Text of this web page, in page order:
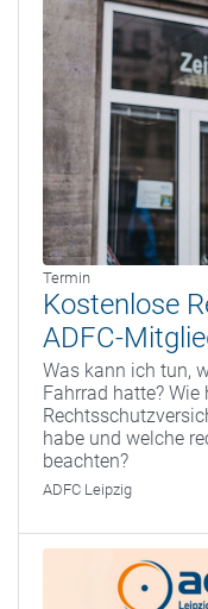
Termin
Kostenlose
ADFC-
Was kann ich tun,
Fahrrad hatte?
habe und welche
beachten?
ADFC Leipzig